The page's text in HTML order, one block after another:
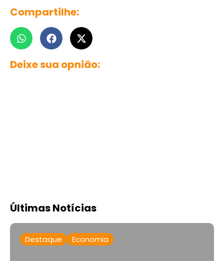
Compartilhe:
Deixe sua opnião:
Últimas Notícias
Destaque Economia